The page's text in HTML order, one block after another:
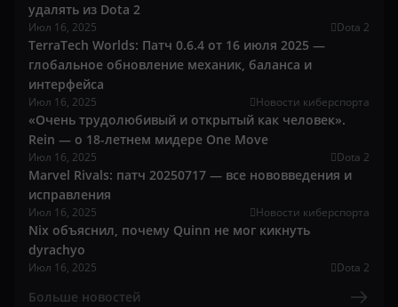
удалять из Dota 2
Июл 16, 2025 Dota 2
TerraTech Worlds: Патч 0.6.4 от 16 июля 2025 —
глобальное обновление механик, баланса и
интерфейса
Июл 16, 2025 Новости киберспорта
«Очень трудолюбивый и открытый как человек».
Rein — о 18-летнем мидере One Move
Июл 16, 2025 Dota 2
Marvel Rivals: патч 20250717 — все нововведения и
исправления
Июл 16, 2025 Новости киберспорта
Nix объяснил, почему Quinn не мог кикнуть
dyrachyo
Июл 16, 2025 Dota 2
Больше новостей